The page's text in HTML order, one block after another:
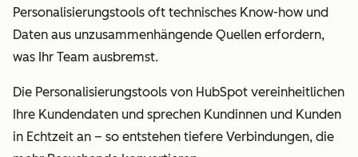
Personalisierungstools oft technisches Know-how und
Daten aus unzusammenhängende Quellen erfordern,
was Ihr Team ausbremst.
Die Personalisierungstools von HubSpot vereinheitlichen
Ihre Kundendaten und sprechen Kundinnen und Kunden
in Echtzeit an – so entstehen tiefere Verbindungen, die